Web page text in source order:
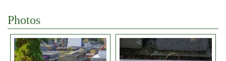
Photos